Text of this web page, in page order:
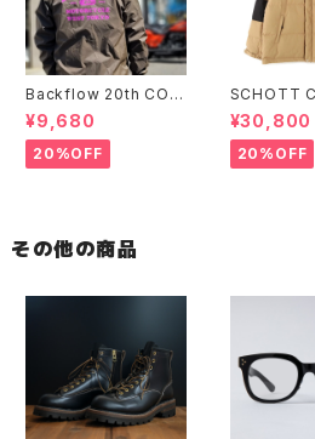
Backflow 20th COL
LEGE COACH JACK
ET
¥9,680
20%OFF
SCHOTT
-TONE
ET
¥30,800
20%OFF
その他の商品